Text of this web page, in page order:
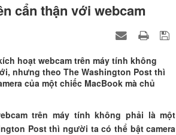
cẩn thận với webcam
hoạt webcam trên máy tính không
nhưng theo The Washington Post thì
của một chiếc MacBook mà chủ
trên máy tính không phải là một
Post thì người ta có thể bật camera